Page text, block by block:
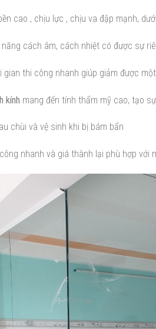
cao , chịu lực , chịu va đập mạnh,
năng cách âm, cách nhiệt có được sự
gian thi công nhanh giúp giảm được
kính mang đến tính thẩm mỹ cao, tạo
chùi và vệ sinh khi bị bám bẩn
nhanh và giá thành lại phù hợp với